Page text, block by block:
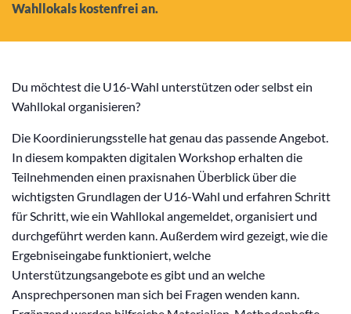
Wahllokals kostenfrei an.
Du möchtest die U16-Wahl unterstützen oder selbst ein
Wahllokal organisieren?
Die Koordinierungsstelle hat genau das passende Angebot.
In diesem kompakten digitalen Workshop erhalten die
Teilnehmenden einen praxisnahen Überblick über die
wichtigsten Grundlagen der U16-Wahl und erfahren Schritt
für Schritt, wie ein Wahllokal angemeldet, organisiert und
durchgeführt werden kann. Außerdem wird gezeigt, wie die
Ergebniseingabe funktioniert, welche
Unterstützungsangebote es gibt und an welche
Ansprechpersonen man sich bei Fragen wenden kann.